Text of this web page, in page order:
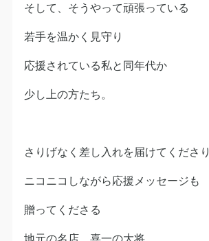
そして、そうやって頑張っている
若手を温かく見守り
応援されている私と同年代か
少し上の方たち。
さりげなく差し入れを届けてくださり
ニコニコしながら応援メッセージも
贈ってくださる